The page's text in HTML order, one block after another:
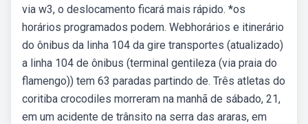
via w3, o deslocamento ficará mais rápido. *os
horários programados podem. Webhorários e itinerário
do ônibus da linha 104 da gire transportes (atualizado)
a linha 104 de ônibus (terminal gentileza (via praia do
flamengo)) tem 63 paradas partindo de. Três atletas do
coritiba crocodiles morreram na manhã de sábado, 21,
em um acidente de trânsito na serra das araras, em